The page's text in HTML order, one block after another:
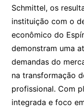
Schmittel, os
instituição com o
econômico do
demonstram uma
demandas do
na transformação
profissional. Com
integrada e foco